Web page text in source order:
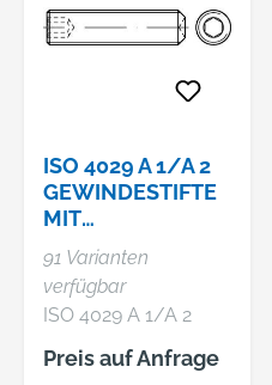
ISO 4029 A 1/A 2
GEWINDESTIFTE
MIT
RINGSCHNEIDE
UND
INNENSECHSKAN
T
91 Varianten
verfügbar
ISO 4029 A 1/A 2
Gewindestifte mit
Ringschneide und
Preis auf Anfrage